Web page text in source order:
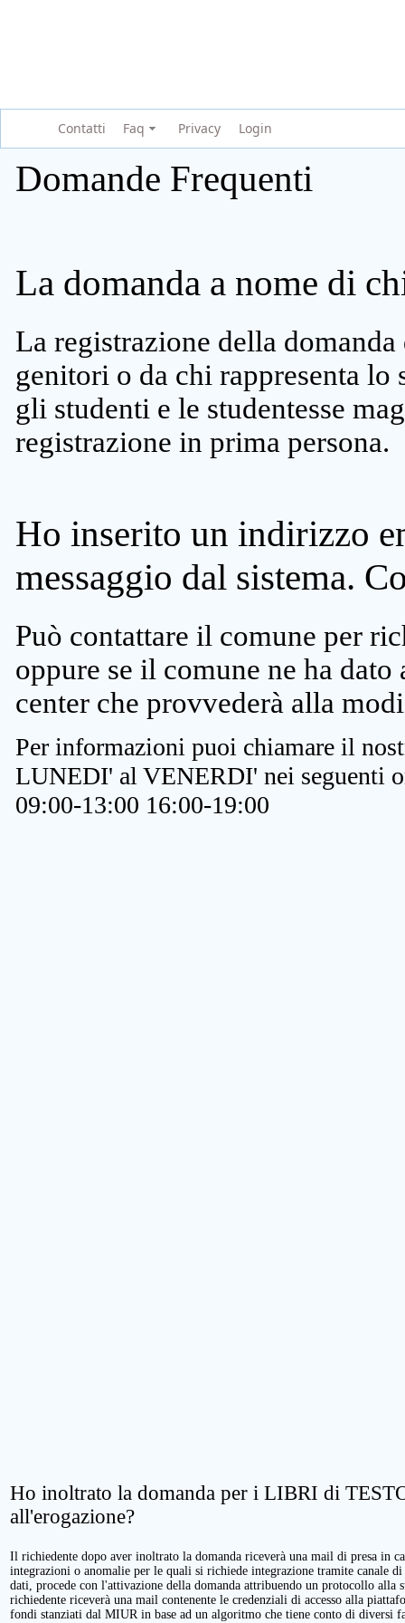
Contatti Faq Privacy Login
Domande Frequenti
La domanda a nome di
La registrazione della
genitori o da chi rappresenta lo
gli studenti e le studentesse
registrazione in prima persona.
Ho inserito un indirizzo
messaggio dal sistema.
Può contattare il comune per
oppure se il comune ne ha
center che provvederà alla
Per informazioni puoi chiamare il
LUNEDI' al VENERDI' nei seguenti
09:00-13:00 16:00-19:00
Ho inoltrato la domanda per i LIBRI di
all'erogazione?
Il richiedente dopo aver inoltrato la domanda riceverà una mail di presa in
integrazioni o anomalie per le quali si richiede integrazione tramite canale
dati, procede con l'attivazione della domanda attribuendo un protocollo alla
richiedente riceverà una mail contenente le credenziali di accesso alla
fondi stanziati dal MIUR in base ad un algoritmo che tiene conto di diversi